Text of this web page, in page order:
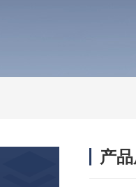
产